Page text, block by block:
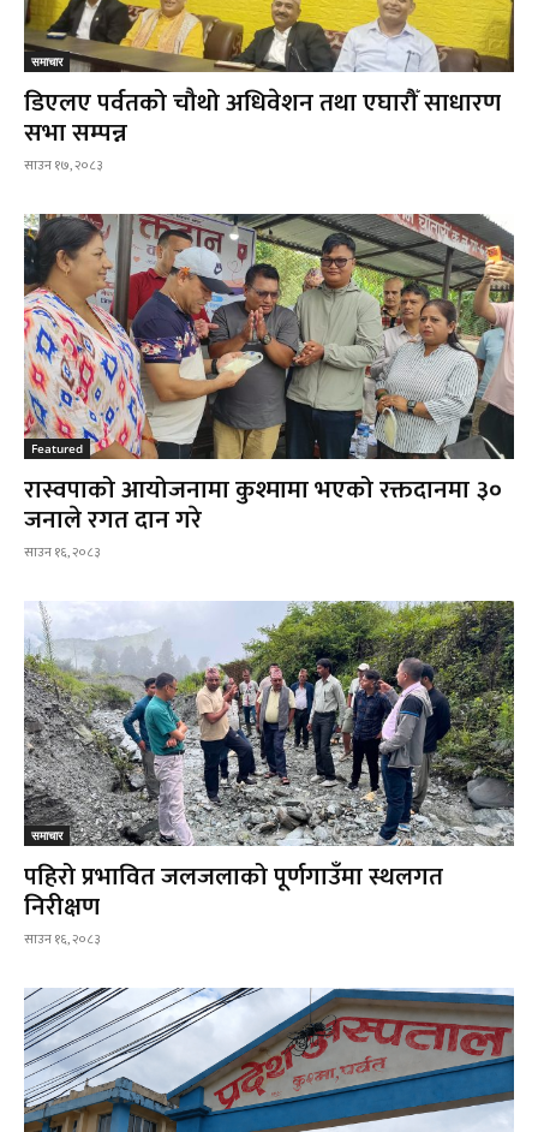
समाचार
डिएलए पर्वतको चौथो अधिवेशन तथा एघारौँ साधारण
सभा सम्पन्न
साउन १७, २०८३
Featured
रास्वपाको आयोजनामा कुश्मामा भएको रक्तदानमा ३०
जनाले रगत दान गरे
साउन १६, २०८३
समाचार
पहिरो प्रभावित जलजलाको पूर्णगाउँमा स्थलगत
निरीक्षण
साउन १६, २०८३